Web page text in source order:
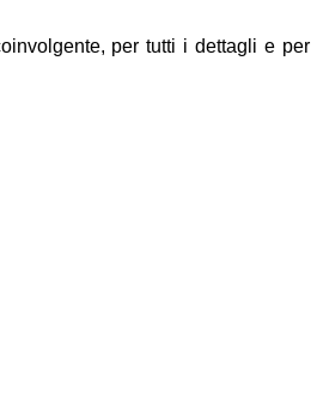
per tutti i dettagli e per